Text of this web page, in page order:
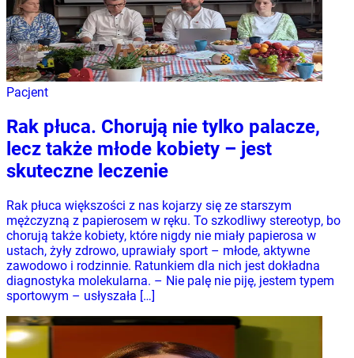
Pacjent
Rak płuca. Chorują nie tylko palacze,
lecz także młode kobiety – jest
skuteczne leczenie
Rak płuca większości z nas kojarzy się ze starszym
mężczyzną z papierosem w ręku. To szkodliwy stereotyp, bo
chorują także kobiety, które nigdy nie miały papierosa w
ustach, żyły zdrowo, uprawiały sport – młode, aktywne
zawodowo i rodzinnie. Ratunkiem dla nich jest dokładna
diagnostyka molekularna. – Nie palę nie piję, jestem typem
sportowym – usłyszała […]